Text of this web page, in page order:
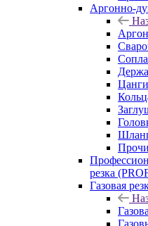
Аргонно-
Сопла
Цанги
резка
Газовая